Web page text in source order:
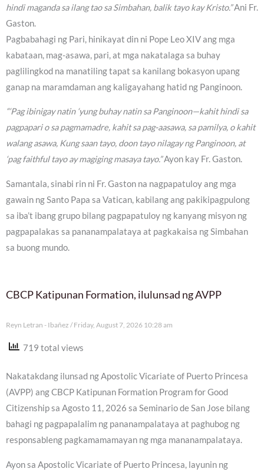
hindi maganda sa ilang tao sa Simbahan, balik tayo kay Kristo.”Ani Fr.
Gaston.
Pagbabahagi ng Pari, hinikayat din ni Pope Leo XIV ang mga
kabataan, mag-asawa, pari, at mga nakatalaga sa buhay
paglilingkod na manatiling tapat sa kanilang bokasyon upang
ganap na maramdaman ang kaligayahang hatid ng Panginoon.
“‘Pag ibinigay natin ‘yung buhay natin sa Panginoon—kahit hindi sa
pagpapari o sa pagmamadre, kahit sa pag-aasawa, sa pamilya, o kahit
walang asawa, Kung saan tayo, doon tayo nilagay ng Panginoon, at
‘pag faithful tayo ay magiging masaya tayo.”Ayon kay Fr. Gaston.
Samantala, sinabi rin ni Fr. Gaston na nagpapatuloy ang mga
gawain ng Santo Papa sa Vatican, kabilang ang pakikipagpulong
sa iba’t ibang grupo bilang pagpapatuloy ng kanyang misyon ng
pagpapalakas sa pananampalataya at pagkakaisa ng Simbahan
sa buong mundo.
CBCP Katipunan Formation, ilulunsad ng AVPP
Reyn Letran - Ibañez Friday, August 7, 2026 10:28 am
719 total views
Nakatakdang ilunsad ng Apostolic Vicariate of Puerto Princesa
(AVPP) ang CBCP Katipunan Formation Program for Good
Citizenship sa Agosto 11, 2026 sa Seminario de San Jose bilang
bahagi ng pagpapalalim ng pananampalataya at paghubog ng
responsableng pagkamamamayan ng mga mananampalataya.
Ayon sa Apostolic Vicariate of Puerto Princesa, layunin ng